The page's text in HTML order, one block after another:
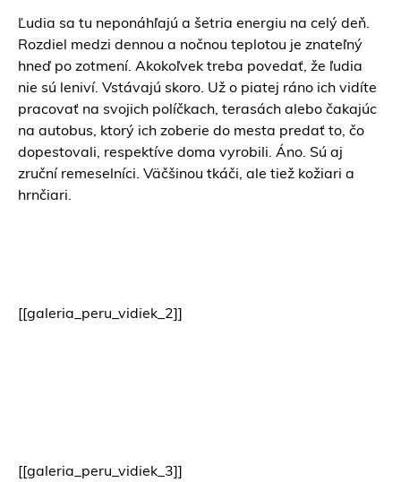
Ľudia sa tu neponáhľajú a šetria energiu na celý deň.
Rozdiel medzi dennou a nočnou teplotou je znateľný
hneď po zotmení. Akokoľvek treba povedať, že ľudia
nie sú leniví. Vstávajú skoro. Už o piatej ráno ich vidíte
pracovať na svojich políčkach, terasách alebo čakajúc
na autobus, ktorý ich zoberie do mesta predať to, čo
dopestovali, respektíve doma vyrobili. Áno. Sú aj
zruční remeselníci. Väčšinou tkáči, ale tiež kožiari a
hrnčiari.
[[galeria_peru_vidiek_2]]
[[galeria_peru_vidiek_3]]